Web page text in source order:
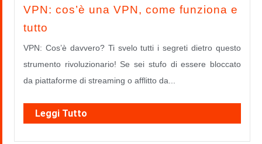
VPN: cos’è una VPN, come funziona e
tutto
VPN: Cos’è davvero? Ti svelo tutti i segreti dietro questo
strumento rivoluzionario! Se sei stufo di essere bloccato
da piattaforme di streaming o afflitto da...
Leggi Tutto